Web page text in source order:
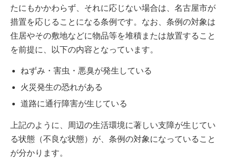
たにもかかわらず、それに応じない場合は、名古屋市が
措置を応じることになる条例です。なお、条例の対象は
住居やその敷地などに物品等を堆積または放置すること
を前提に、以下の内容となっています。
ねずみ・害虫・悪臭が発生している
火災発生の恐れがある
道路に通行障害が生じている
上記のように、周辺の生活環境に著しい支障が生じてい
る状態（不良な状態）が、条例の対象になっていること
が分かります。